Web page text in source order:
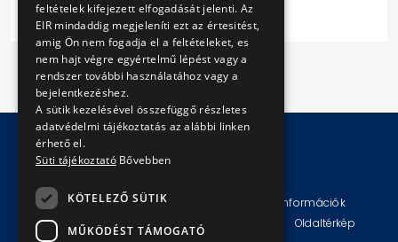
Impresszum Jogi nyilatkozat
Technikai információk
Adatvédelmi politika és tájékoztatások
Oldaltérkép
feltételek kifejezett elfogadását jelenti. Az
EIR mindaddig megjeleníti ezt az értesitést,
amig Ön nem fogadja el a feltételeket, es
nem hajt végre egyértelmű lépést vagy a
rendszer további használatához vagy a
bejelentkezéshez.
A sütik kezelésével összefüggő részletes
adatvédelmi tájékoztatás az alábbi linken
érhető el.
Süti tájékoztató Bővebben
KÖTELEZŐ SÜTIK
MŰKÖDÉST TÁMOGATÓ